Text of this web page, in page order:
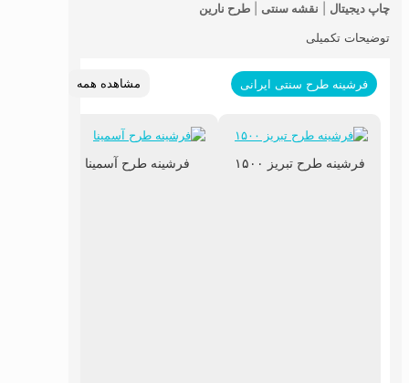
چاپ دیجیتال
نقشه سنتی
طرح نارین
توضیحات تکمیلی
فرشینه طرح سنتی ایرانی مشاهده همه
فرشینه طرح تبریز ۱۵۰۰ فرشینه طرح آسمینا